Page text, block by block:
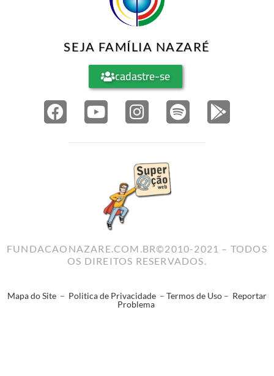
SEJA FAMÍLIA NAZARÉ
cadastre-se
FUNDACAONAZARE.COM.BR©2010-2021 – TODOS
OS DIREITOS RESERVADOS.
Mapa do Site – Politica de Privacidade – Termos de Uso – Reportar
Problema